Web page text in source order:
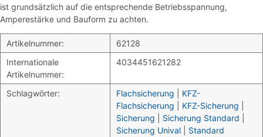
ist grundsätzlich auf die entsprechende Betriebsspannung,
Amperestärke und Bauform zu achten.
Artikelnummer:
62128
Internationale
Artikelnummer:
4034451621282
Schlagwörter: Flachsicherung
KFZ-
Flachsicherung
KFZ-Sicherung
Sicherung
Sicherung Standard
Sicherung Unival
Standard